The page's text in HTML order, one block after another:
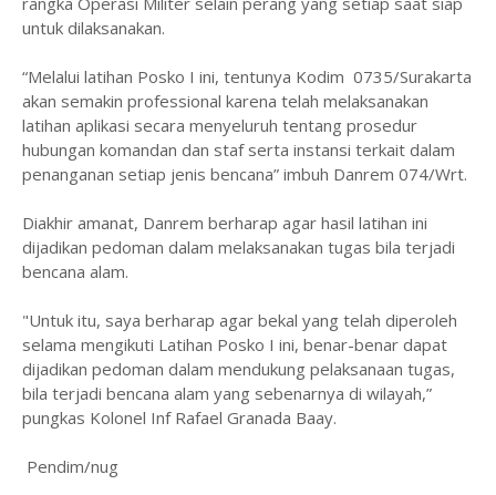
untuk dilaksanakan.
“Melalui latihan Posko I ini, tentunya Kodim 0735/Surakarta
akan semakin professional karena telah melaksanakan
latihan aplikasi secara menyeluruh tentang prosedur
hubungan komandan dan staf serta instansi terkait dalam
penanganan setiap jenis bencana” imbuh Danrem 074/Wrt.
Diakhir amanat, Danrem berharap agar hasil latihan ini
dijadikan pedoman dalam melaksanakan tugas bila terjadi
bencana alam.
"Untuk itu, saya berharap agar bekal yang telah diperoleh
selama mengikuti Latihan Posko I ini, benar-benar dapat
dijadikan pedoman dalam mendukung pelaksanaan tugas,
bila terjadi bencana alam yang sebenarnya di wilayah,”
pungkas Kolonel Inf Rafael Granada Baay.
Pendim/nug